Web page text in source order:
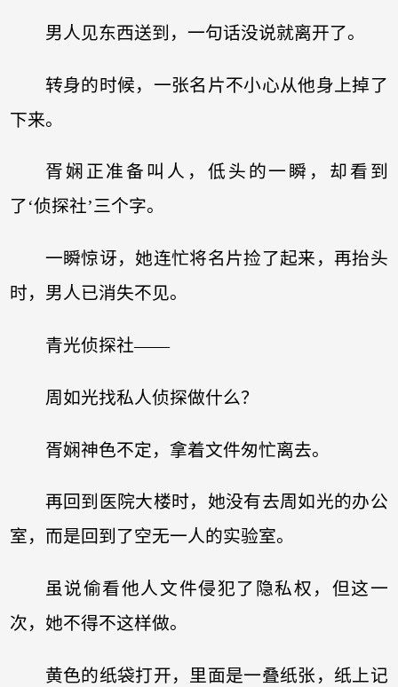
男人见东西送到，一句话没说就离开了。
转身的时候，一张名片不小心从他身上掉了
下来。
胥娴正准备叫人，低头的一瞬，却看到
了‘侦探社’三个字。
一瞬惊讶，她连忙将名片捡了起来，再抬头
时，男人已消失不见。
青光侦探社——
周如光找私人侦探做什么？
胥娴神色不定，拿着文件匆忙离去。
再回到医院大楼时，她没有去周如光的办公
室，而是回到了空无一人的实验室。
虽说偷看他人文件侵犯了隐私权，但这一
次，她不得不这样做。
黄色的纸袋打开，里面是一叠纸张，纸上记